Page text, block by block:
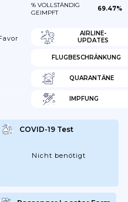
% VOLLSTÄNDIG
GEIMPFT
69.47%
AIRLINE-
UPDATES
FLUGBESCHRÄNKUNG
QUARANTÄNE
IMPFUNG
COVID-19 Test
Nicht benötigt